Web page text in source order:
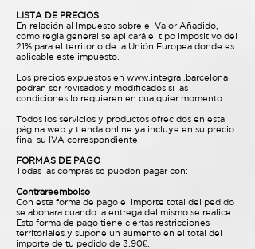
LISTA DE PRECIOS
En relación al Impuesto sobre el Valor Añadido,
como regla general se aplicará el tipo impositivo del
21% para el territorio de la Unión Europea donde es
aplicable este impuesto.
Los precios expuestos en www.integral.barcelona
podrán ser revisados y modificados si las
condiciones lo requieren en cualquier momento.
Todos los servicios y productos ofrecidos en esta
página web y tienda online ya incluye en su precio
final su IVA correspondiente.
FORMAS DE PAGO
Todas las compras se pueden pagar con:
Contrareembolso
Con esta forma de pago el importe total del pedido
se abonara cuando la entrega del mismo se realice.
Esta forma de pago tiene ciertas restricciones
territoriales y supone un aumento en el total del
importe de tu pedido de 3.90€.